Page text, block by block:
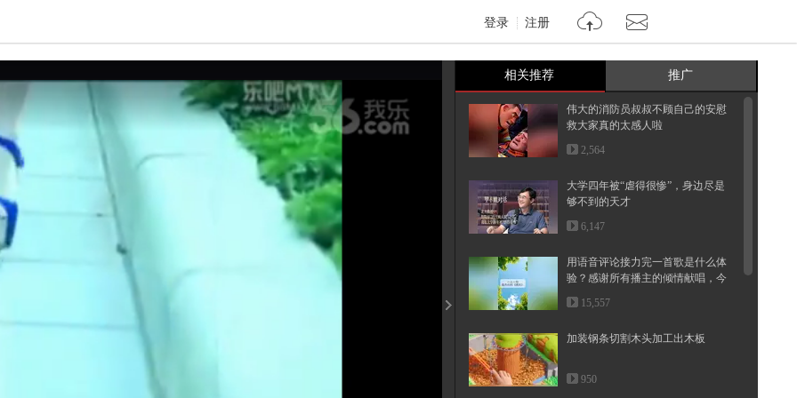
登录 注册
相关推荐 推广
伟大的消防员叔叔不顾自己的安慰
救大家真的太感人啦
2,564
大学四年被“虐得很惨”，身边尽是
够不到的天才
6,147
用语音评论接力完一首歌是什么体
验？感谢所有播主的倾情献唱，今
天...
15,557
加装钢条切割木头加工出木板
950